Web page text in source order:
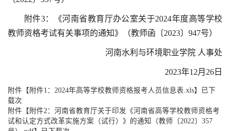
附件3：《河南省教育厅办公室关于2024年度高等学校
教师资格考试有关事项的通知》（教师函〔2023〕947号）
河南水利与环境职业学院 人事处
2023年12月26日
附件【 附件1：2024年高等学校教师资格报考人员信息表.xls】已下
载次
附件【 附件2：河南省教育厅关于印发《河南省高等学校教师资格考
试和认定方式改革实施方案（试行）》的通知（教师〔2022〕357